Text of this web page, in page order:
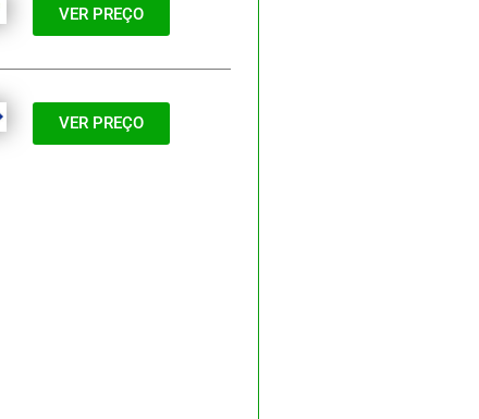
VER PREÇO
VER PREÇO